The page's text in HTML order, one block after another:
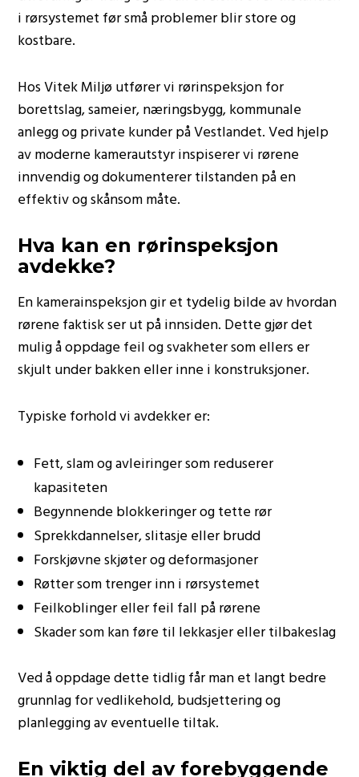
i rørsystemet før små problemer blir store og
kostbare.
Hos Vitek Miljø utfører vi rørinspeksjon for
borettslag, sameier, næringsbygg, kommunale
anlegg og private kunder på Vestlandet. Ved hjelp
av moderne kamerautstyr inspiserer vi rørene
innvendig og dokumenterer tilstanden på en
effektiv og skånsom måte.
Hva kan en rørinspeksjon
avdekke?
En kamerainspeksjon gir et tydelig bilde av hvordan
rørene faktisk ser ut på innsiden. Dette gjør det
mulig å oppdage feil og svakheter som ellers er
skjult under bakken eller inne i konstruksjoner.
Typiske forhold vi avdekker er:
Fett, slam og avleiringer som reduserer
kapasiteten
Begynnende blokkeringer og tette rør
Sprekkdannelser, slitasje eller brudd
Forskjøvne skjøter og deformasjoner
Røtter som trenger inn i rørsystemet
Feilkoblinger eller feil fall på rørene
Skader som kan føre til lekkasjer eller tilbakeslag
Ved å oppdage dette tidlig får man et langt bedre
grunnlag for vedlikehold, budsjettering og
planlegging av eventuelle tiltak.
En viktig del av forebyggende